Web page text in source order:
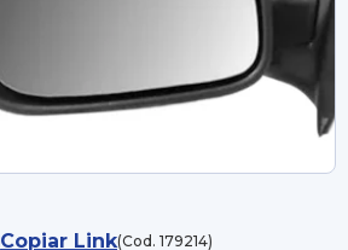
Copiar Link(Cod. 179214)